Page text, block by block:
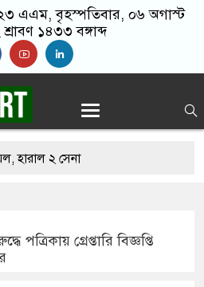
এএম, বৃহস্পতিবার, ০৬ অগাস্ট
১৪৩৩ বঙ্গাব্দ
২ সেনা
গ্রেপ্তারি বিজ্ঞপ্তি